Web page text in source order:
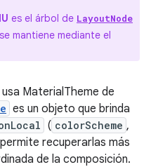
es el árbol de LayoutNode
mantiene mediante el
MaterialTheme de
es un objeto que brinda
( colorScheme ,
recuperarlas más
de la composición.